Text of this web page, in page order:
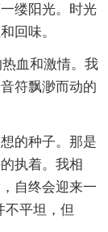
缕阳光。时光
回味。
血和激情。我
符飘渺而动的
的种子。那是
执着。我相
自终会迎来一
不平坦，但